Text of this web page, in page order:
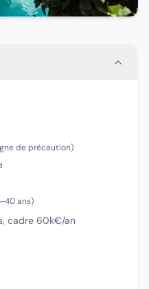
de précaution)
40 ans)
cadre 60k€/an